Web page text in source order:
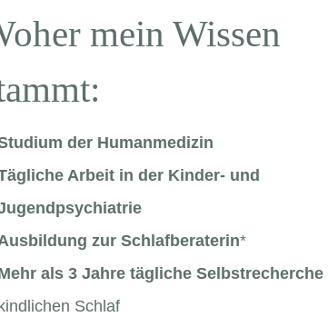
mein Wissen
der Humanmedizin
Arbeit in der Kinder- und
zur Schlafberaterin*
als 3 Jahre tägliche Selbstrecherche
Schlaf